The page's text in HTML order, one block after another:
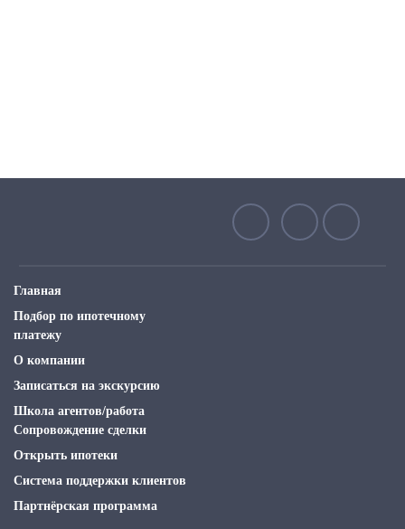
Главная
Подбор по ипотечному
платежу
О компании
Записаться на экскурсию
Школа агентов/работа
Сопровождение сделки
Открыть ипотеки
Система поддержки клиентов
Партнёрская программа